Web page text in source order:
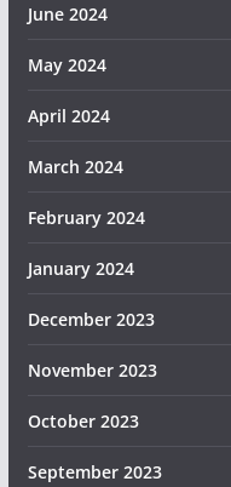
June 2024
May 2024
April 2024
March 2024
February 2024
January 2024
December 2023
November 2023
October 2023
September 2023